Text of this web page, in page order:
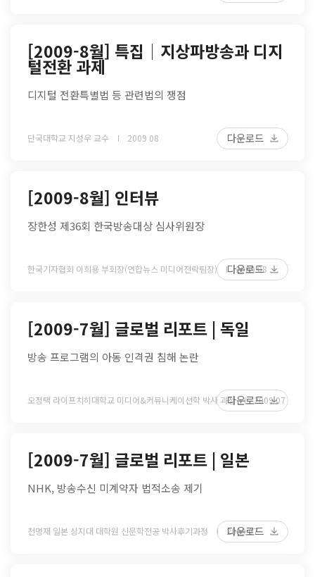
[2009-8월] 특집│지상파방송과 디지
털전환 과제
디지털 전환특별법 등 관련법의 쟁점
단국대학교 지성우 교수 2009 08 다운로드
[2009-8월] 인터뷰
장한성 제36회 한국방송대상 심사위원장
한국기자협회 이희용 부회장(연합뉴스 미디어전략팀장) 2009 08
다운로드
[2009-7월] 글로벌 리포트 | 독일
방송 프로그램의 아동 인격권 침해 논란
오정택 라이프치히대학교 미디어&커뮤니케이션학 박사 과정 2009 07
다운로드
[2009-7월] 글로벌 리포트 | 일본
NHK, 방송수신 미계약자 법적소송 제기
천명재 일본 상지대 대학원 신문학전공 박사후기과정 2009 07
다운로드